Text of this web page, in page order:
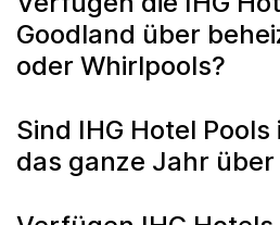
Goodland über
oder Whirlpools?
Sind IHG Hotel Pools
das ganze Jahr